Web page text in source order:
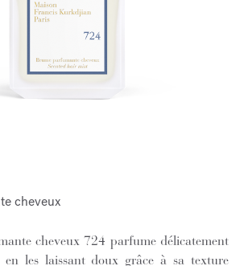
cheveux
cheveux 724 parfume délicatement
en les laissant doux grâce à sa texture